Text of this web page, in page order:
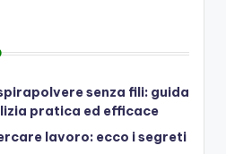
senza fili: guida
pratica ed efficace
lavoro: ecco i segreti